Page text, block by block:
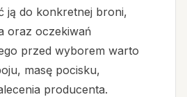
ją do konkretnej broni,
oraz oczekiwań
przed wyborem warto
masę pocisku,
producenta.